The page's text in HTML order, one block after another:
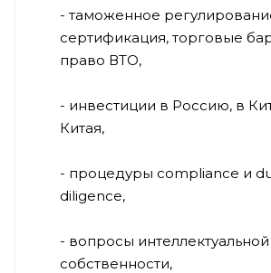
- таможенное
сертификация, торговые
право ВТО,
- инвестиции в Россию, в
Китая,
- процедуры compliance и
diligence,
- вопросы интеллектуальной
собственности,